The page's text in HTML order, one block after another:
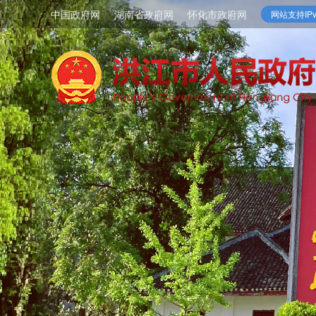
中国政府网 湖南省政府网 怀化市政府网 网站支持